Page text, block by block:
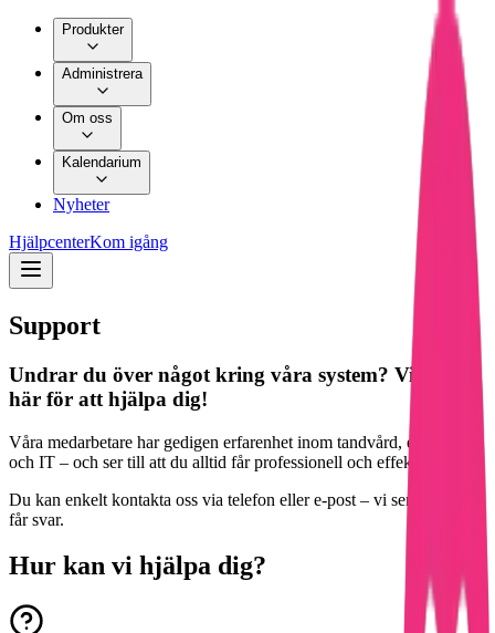
Produkter
Administrera
Om oss
Kalendarium
Nyheter
HjälpcenterKom igång
Support
Undrar du över något kring våra system? Vi finns
här för att hjälpa dig!
Våra medarbetare har gedigen erfarenhet inom tandvård, ekonomi
och IT – och ser till att du alltid får professionell och effektiv hjälp.
Du kan enkelt kontakta oss via telefon eller e-post – vi ser till att du
får svar.
Hur kan vi hjälpa dig?